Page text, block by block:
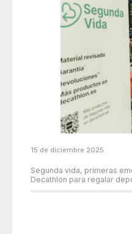
15 de diciembre 2025
Segunda vida, primeras
Decathlon para regalar